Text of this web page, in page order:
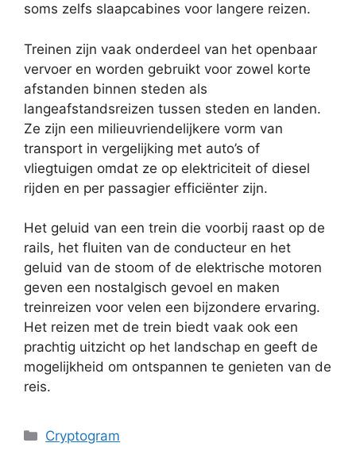
soms zelfs slaapcabines voor langere reizen.
Treinen zijn vaak onderdeel van het openbaar
vervoer en worden gebruikt voor zowel korte
afstanden binnen steden als
langeafstandsreizen tussen steden en landen.
Ze zijn een milieuvriendelijkere vorm van
transport in vergelijking met auto’s of
vliegtuigen omdat ze op elektriciteit of diesel
rijden en per passagier efficiënter zijn.
Het geluid van een trein die voorbij raast op de
rails, het fluiten van de conducteur en het
geluid van de stoom of de elektrische motoren
geven een nostalgisch gevoel en maken
treinreizen voor velen een bijzondere ervaring.
Het reizen met de trein biedt vaak ook een
prachtig uitzicht op het landschap en geeft de
mogelijkheid om ontspannen te genieten van de
reis.
Categories
Cryptogram